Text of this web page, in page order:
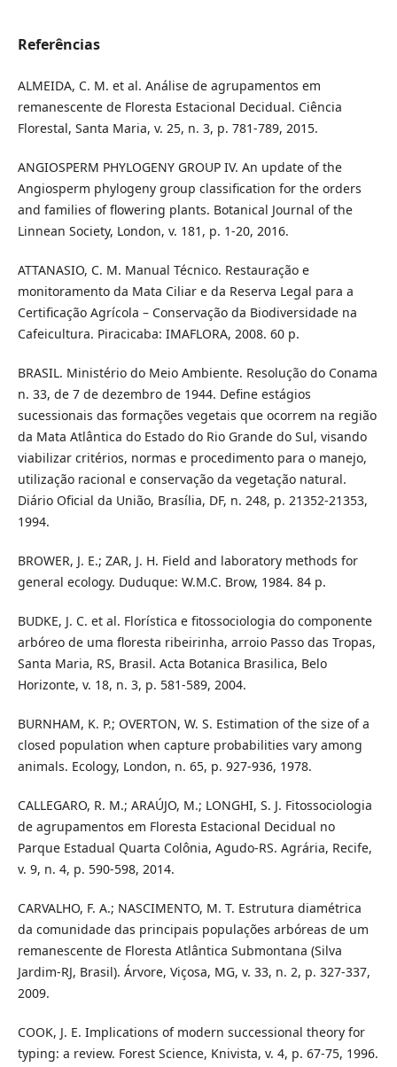
Referências
ALMEIDA, C. M. et al. Análise de agrupamentos em
remanescente de Floresta Estacional Decidual. Ciência
Florestal, Santa Maria, v. 25, n. 3, p. 781-789, 2015.
ANGIOSPERM PHYLOGENY GROUP IV. An update of the
Angiosperm phylogeny group classification for the orders
and families of flowering plants. Botanical Journal of the
Linnean Society, London, v. 181, p. 1-20, 2016.
ATTANASIO, C. M. Manual Técnico. Restauração e
monitoramento da Mata Ciliar e da Reserva Legal para a
Certificação Agrícola – Conservação da Biodiversidade na
Cafeicultura. Piracicaba: IMAFLORA, 2008. 60 p.
BRASIL. Ministério do Meio Ambiente. Resolução do Conama
n. 33, de 7 de dezembro de 1944. Define estágios
sucessionais das formações vegetais que ocorrem na região
da Mata Atlântica do Estado do Rio Grande do Sul, visando
viabilizar critérios, normas e procedimento para o manejo,
utilização racional e conservação da vegetação natural.
Diário Oficial da União, Brasília, DF, n. 248, p. 21352-21353,
1994.
BROWER, J. E.; ZAR, J. H. Field and laboratory methods for
general ecology. Duduque: W.M.C. Brow, 1984. 84 p.
BUDKE, J. C. et al. Florística e fitossociologia do componente
arbóreo de uma floresta ribeirinha, arroio Passo das Tropas,
Santa Maria, RS, Brasil. Acta Botanica Brasilica, Belo
Horizonte, v. 18, n. 3, p. 581-589, 2004.
BURNHAM, K. P.; OVERTON, W. S. Estimation of the size of a
closed population when capture probabilities vary among
animals. Ecology, London, n. 65, p. 927-936, 1978.
CALLEGARO, R. M.; ARAÚJO, M.; LONGHI, S. J. Fitossociologia
de agrupamentos em Floresta Estacional Decidual no
Parque Estadual Quarta Colônia, Agudo-RS. Agrária, Recife,
v. 9, n. 4, p. 590-598, 2014.
CARVALHO, F. A.; NASCIMENTO, M. T. Estrutura diamétrica
da comunidade das principais populações arbóreas de um
remanescente de Floresta Atlântica Submontana (Silva
Jardim-RJ, Brasil). Árvore, Viçosa, MG, v. 33, n. 2, p. 327-337,
2009.
COOK, J. E. Implications of modern successional theory for
typing: a review. Forest Science, Knivista, v. 4, p. 67-75, 1996.